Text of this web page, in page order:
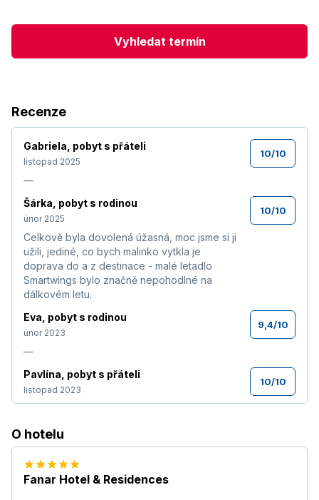
Vyhledat termín
Recenze
Gabriela pobyt s přáteli
listopad 2025
—
10/10
Šárka pobyt s rodinou
únor 2025
Celkově byla dovolená úžasná, moc jsme si ji
užili, jediné, co bych malinko vytkla je
doprava do a z destinace - malé letadlo
Smartwings bylo značně nepohodlné na
dálkovém letu.
10/10
Eva pobyt s rodinou
únor 2023
—
9,4/10
Pavlína pobyt s přáteli
listopad 2023
opravdu krása se vším všudy.
10/10
Blanka ,pobyt s partnerem/kou
duben 2022
O hotelu
Fanar Hotel & Residences